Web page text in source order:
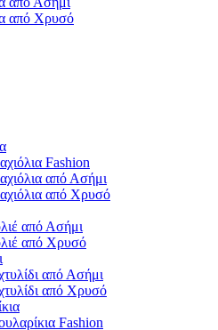
από Χρυσό
Fashion
από Ασήμι
από Χρυσό
από Ασήμι
από Χρυσό
από Ασήμι
από Χρυσό
Fashion